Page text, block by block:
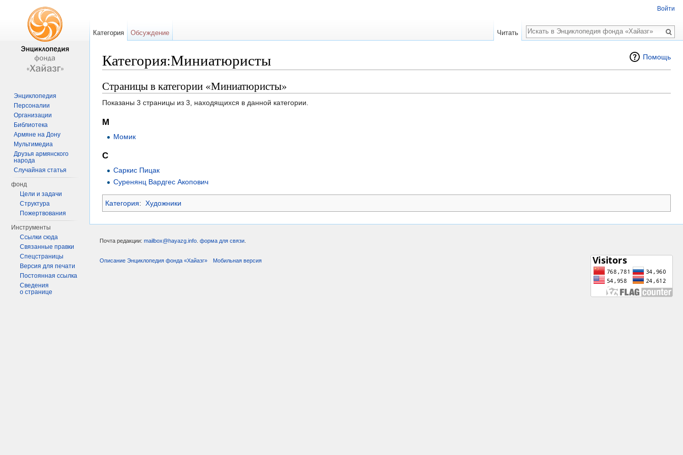
Помощь
Категория:Миниатюристы
Страницы в категории «Миниатюристы»
Показаны 3 страницы из 3, находящихся в данной категории.
М
Момик
С
Саркис Пицак
Суренянц Вардгес Акопович
Категория: Художники
Войти
Категория Обсуждение Читать
Поиск
Энциклопедия
Персоналии
Организации
Библиотека
Армяне на Дону
Мультимедиа
Друзья армянского
народа
Случайная статья
фонд
Цели и задачи
Структура
Пожертвования
Инструменты
Ссылки сюда
Связанные правки
Спецстраницы
Версия для печати
Постоянная ссылка
Сведения
о странице
Почта редакции: mailbox@hayazg.info форма для связи
Описание Энциклопедия фонда «Хайазг» Мобильная версия